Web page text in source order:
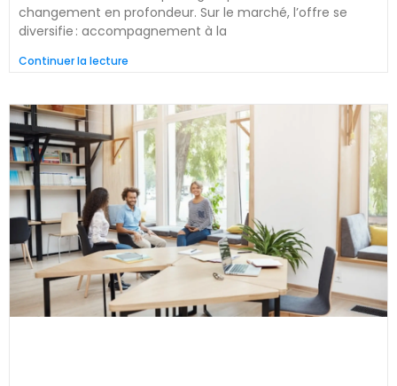
changement en profondeur. Sur le marché, l’offre se
diversifie : accompagnement à la
Continuer la lecture